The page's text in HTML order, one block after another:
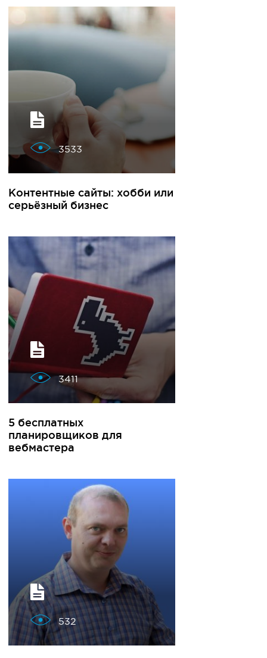
3533
Контентные сайты: хобби или
серьёзный бизнеc
3411
5 бесплатных
планировщиков для
вебмастера
532